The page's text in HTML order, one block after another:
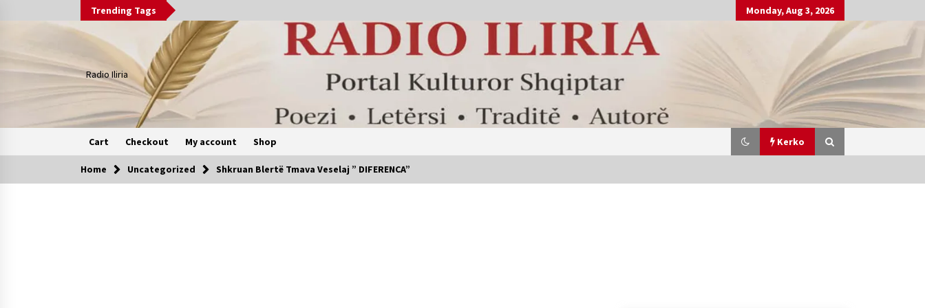
Trending Tags Monday, Aug 3, 2026
Radio Iliria
Cart Checkout My account Shop Kerko
Kerko
Home Uncategorized Shkruan Blertë Tmava Veselaj ” DIFERENCA”